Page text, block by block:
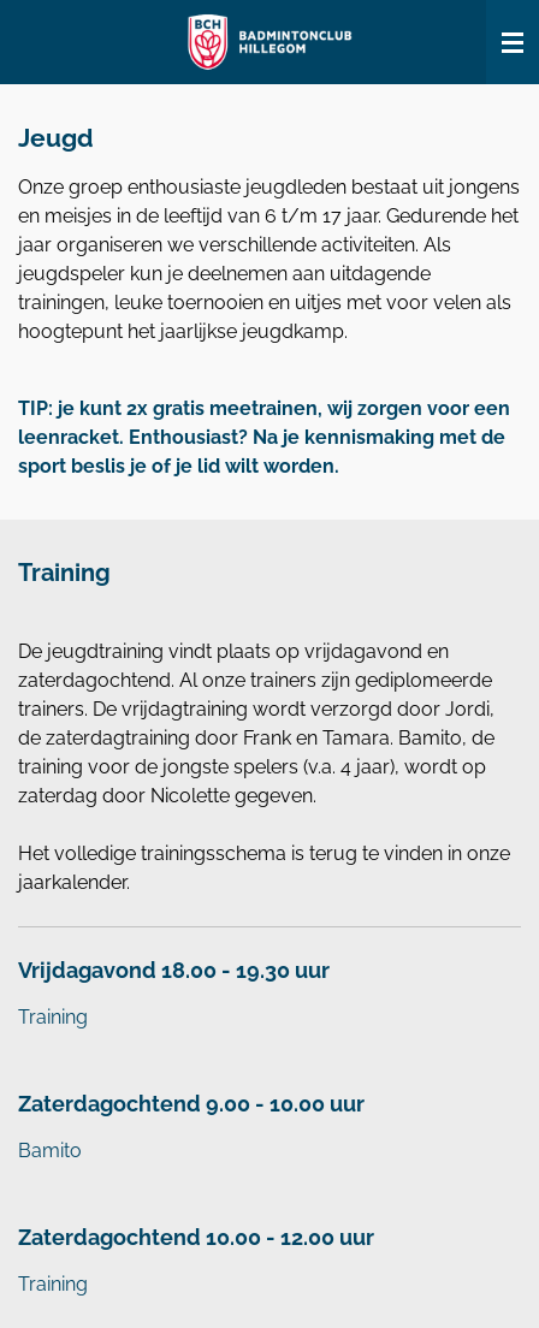
naar
hoofdinhoud
Jeugd
Onze groep enthousiaste jeugdleden bestaat uit jongens
en meisjes in de leeftijd van 6 t/m 17 jaar. Gedurende het
jaar organiseren we verschillende activiteiten. Als
jeugdspeler kun je deelnemen aan uitdagende
trainingen, leuke toernooien en uitjes met voor velen als
hoogtepunt het jaarlijkse jeugdkamp.
TIP: je kunt 2x gratis meetrainen, wij zorgen voor een
leenracket. Enthousiast? Na je kennismaking met de
sport beslis je of je lid wilt worden.
Training
De jeugdtraining vindt plaats op vrijdagavond en
zaterdagochtend. Al onze trainers zijn gediplomeerde
trainers. De vrijdagtraining wordt verzorgd door Jordi,
de zaterdagtraining door Frank en Tamara. Bamito, de
training voor de jongste spelers (v.a. 4 jaar), wordt op
zaterdag door Nicolette gegeven.
Het volledige trainingsschema is terug te vinden in onze
jaarkalender.
Vrijdagavond 18.00 - 19.30 uur
Training
Zaterdagochtend 9.00 - 10.00 uur
Bamito
Zaterdagochtend 10.00 - 12.00 uur
Training